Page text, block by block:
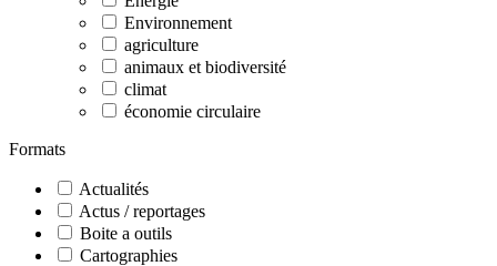
Environnement
agriculture
animaux et biodiversité
climat
économie circulaire
Formats
Actualités
Actus / reportages
Boite a outils
Cartographies